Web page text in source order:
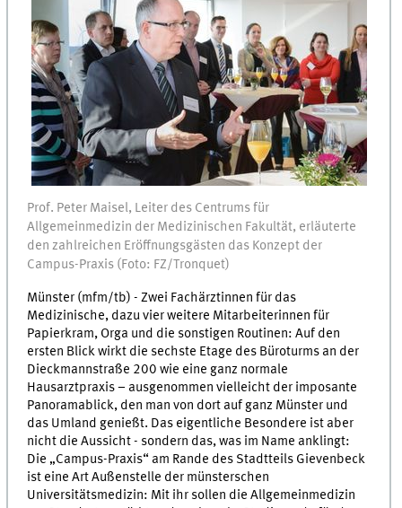
Prof. Peter Maisel, Leiter des Centrums für
Allgemeinmedizin der Medizinischen Fakultät, erläuterte
den zahlreichen Eröffnungsgästen das Konzept der
Campus-Praxis (Foto: FZ/Tronquet)
Münster (mfm/tb) - Zwei Fachärztinnen für das
Medizinische, dazu vier weitere Mitarbeiterinnen für
Papierkram, Orga und die sonstigen Routinen: Auf den
ersten Blick wirkt die sechste Etage des Büroturms an der
Dieckmannstraße 200 wie eine ganz normale
Hausarztpraxis – ausgenommen vielleicht der imposante
Panoramablick, den man von dort auf ganz Münster und
das Umland genießt. Das eigentliche Besondere ist aber
nicht die Aussicht - sondern das, was im Name anklingt:
Die „Campus-Praxis“ am Rande des Stadtteils Gievenbeck
ist eine Art Außenstelle der münsterschen
Universitätsmedizin: Mit ihr sollen die Allgemeinmedizin